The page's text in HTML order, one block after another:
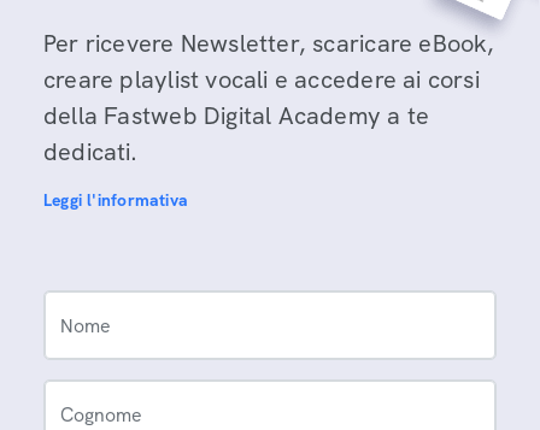
Per ricevere Newsletter, scaricare eBook,
creare playlist vocali e accedere ai corsi
della Fastweb Digital Academy a te
dedicati.
Leggi l'informativa
Nome
Cognome